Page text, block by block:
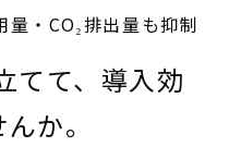
・CO₂排出量も抑制
てて、導入効
か。